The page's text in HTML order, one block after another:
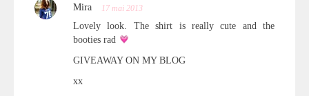
Mira 17 mai 2013
Lovely look. The shirt is really cute and the
booties rad
GIVEAWAY ON MY BLOG
xx